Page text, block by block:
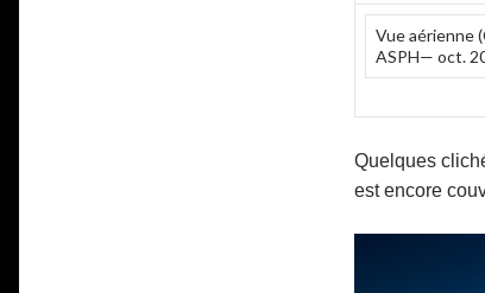
Vue aérienne
ASPH— oct.
Quelques
est encore